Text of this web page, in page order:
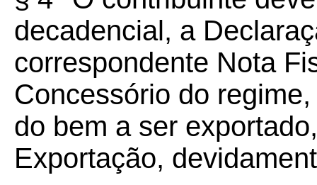
decadencial, a
correspondente Nota
Concessório do
do bem a ser
Exportação,